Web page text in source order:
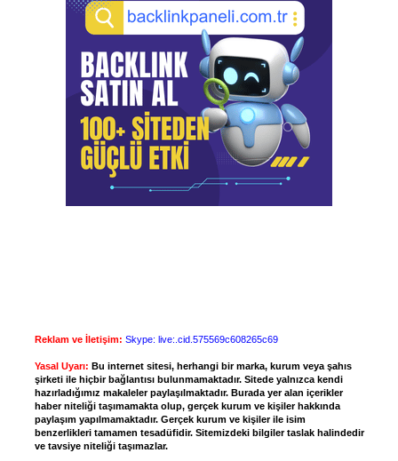
Reklam ve İletişim: Skype: live:.cid.575569c608265c69
Yasal Uyarı: Bu internet sitesi, herhangi bir marka, kurum veya şahıs
şirketi ile hiçbir bağlantısı bulunmamaktadır. Sitede yalnızca kendi
hazırladığımız makaleler paylaşılmaktadır. Burada yer alan içerikler
haber niteliği taşımamakta olup, gerçek kurum ve kişiler hakkında
paylaşım yapılmamaktadır. Gerçek kurum ve kişiler ile isim
benzerlikleri tamamen tesadüfidir. Sitemizdeki bilgiler taslak halindedir
ve tavsiye niteliği taşımazlar.